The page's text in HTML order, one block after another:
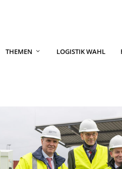
THEMEN LOGISTIK WAHL